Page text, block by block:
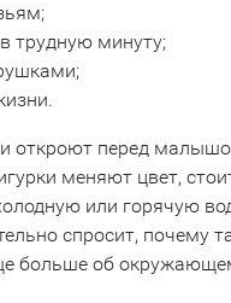
трудную минуту;
откроют перед
меняют цвет,
или горячую
спросит, почему
больше об